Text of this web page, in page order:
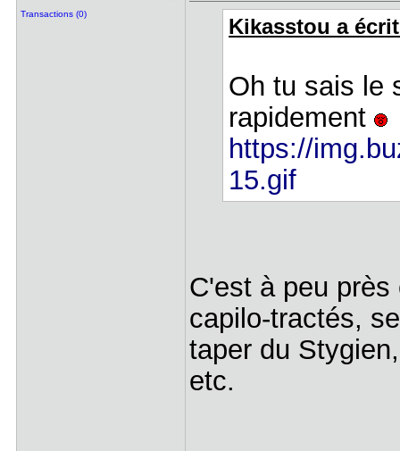
Transactions (0)
Kikasstou a
Oh tu sais le
rapidement
https://
15.gif
C'est à peu
capilo-tractés,
taper du
etc.